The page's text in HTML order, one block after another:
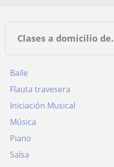
Clases a domicilio
Baile
Flauta travesera
Iniciación Musical
Música
Piano
Salsa